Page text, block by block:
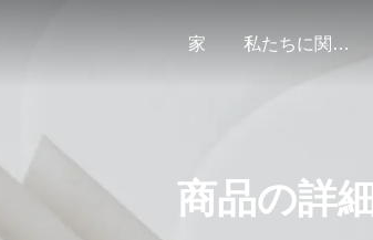
家 私たちに関しては
商品の詳細